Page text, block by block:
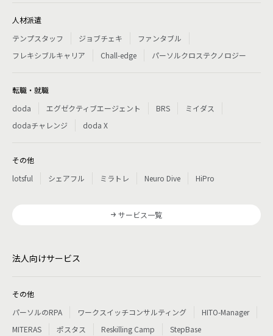
人材派遣
テンプスタッフ
ジョブチェキ
ファンタブル
フレキシブルキャリア
Chall-edge パーソルクロステクノロジー
転職・就職
doda
エグゼクティブエージェント BRS
ミイダス
dodaチャレンジ
doda X
その他
lotsful
シェアフル ミラトレ Neuro Dive HiPro
サービス一覧
法人向けサービス
その他
パーソルのRPA
ワークスイッチコンサルティング
HITO-Manager
MITERAS
ポスタス Reskilling Camp StepBase